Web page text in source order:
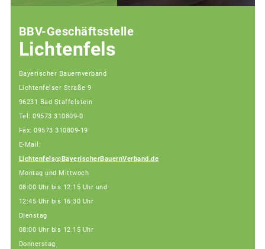
BBV-Geschäftsstelle
Lichtenfels
Bayerischer Bauernverband
Lichtenfelser Straße 9
96231 Bad Staffelstein
Tel: 09573 310809-0
Fax: 09573 310809-19
E-Mail:
Lichtenfels@BayerischerBauernVerband.de
Montag und Mittwoch
08:00 Uhr bis 12:15 Uhr und
12:45 Uhr bis 16:30 Uhr
Dienstag
08:00 Uhr bis 12.15 Uhr
Donnerstag